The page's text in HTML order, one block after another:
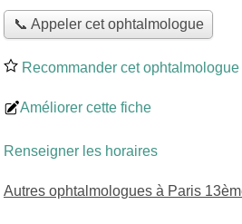
📞 Appeler cet ophtalmologue
Recommander cet ophtalmologue
Améliorer cette fiche
Renseigner les horaires
Autres ophtalmologues à Paris